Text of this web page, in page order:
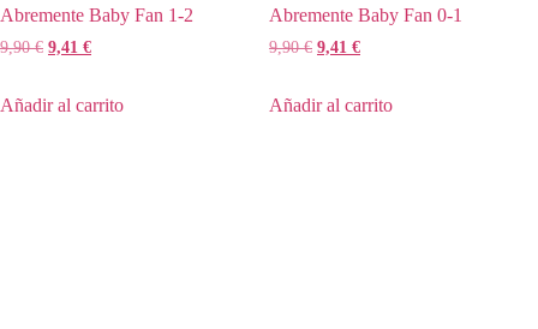
Abremente Baby Fan 1-2
9,90€ 9,41 €
Añadir al carrito
Abremente Baby Fan 0-1
9,90€ 9,41 €
Añadir al carrito